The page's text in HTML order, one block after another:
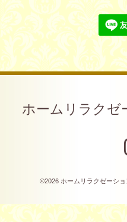
ホームリラクゼ
©2026 ホームリラクゼーシ